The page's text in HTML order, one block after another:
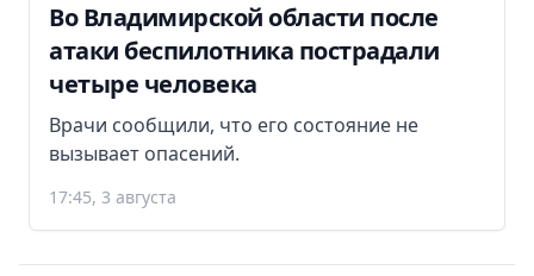
Во Владимирской области после
атаки беспилотника пострадали
четыре человека
Врачи сообщили, что его состояние не
вызывает опасений.
17:45, 3 августа